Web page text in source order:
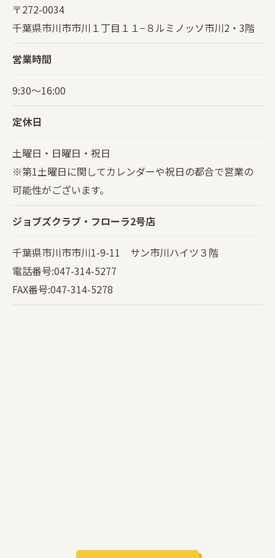
〒272-0034
千葉県市川市市川１丁目１１−８ルミノッソ市川2・3階
営業時間
9:30～16:00
定休日
土曜日・日曜日・祝日
※第1土曜日に関してカレンダーや祝日の都合で営業の
可能性がございます。
ジョブズクラブ・フローラ2号店
千葉県市川市市川1-9-11 サン市川ハイツ３階
電話番号:047-314-5277
FAX番号:047-314-5278